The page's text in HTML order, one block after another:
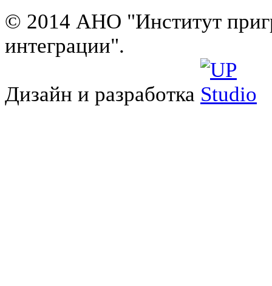
© 2014 АНО "Институт
интеграции".
Дизайн и разработка